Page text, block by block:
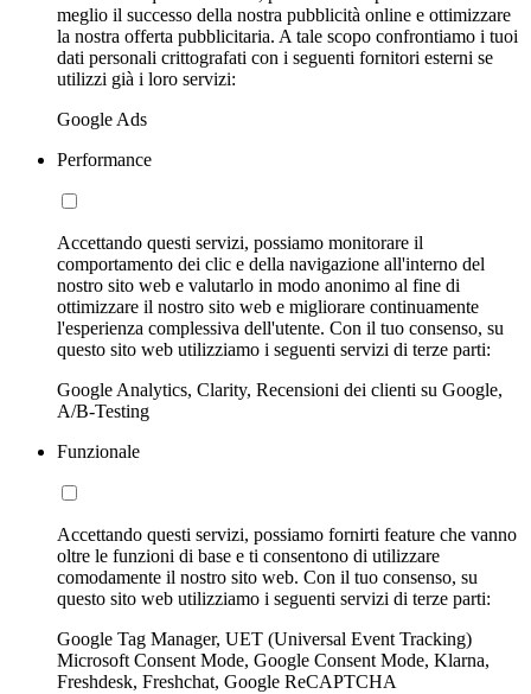
meglio il successo della nostra pubblicità online e ottimizzare
la nostra offerta pubblicitaria. A tale scopo confrontiamo i tuoi
dati personali crittografati con i seguenti fornitori esterni se
utilizzi già i loro servizi:
Google Ads
Performance
Accettando questi servizi, possiamo monitorare il
comportamento dei clic e della navigazione all'interno del
nostro sito web e valutarlo in modo anonimo al fine di
ottimizzare il nostro sito web e migliorare continuamente
l'esperienza complessiva dell'utente. Con il tuo consenso, su
questo sito web utilizziamo i seguenti servizi di terze parti:
Google Analytics, Clarity, Recensioni dei clienti su Google,
A/B-Testing
Funzionale
Accettando questi servizi, possiamo fornirti feature che vanno
oltre le funzioni di base e ti consentono di utilizzare
comodamente il nostro sito web. Con il tuo consenso, su
questo sito web utilizziamo i seguenti servizi di terze parti:
Google Tag Manager, UET (Universal Event Tracking)
Microsoft Consent Mode, Google Consent Mode, Klarna,
Freshdesk, Freshchat, Google ReCAPTCHA